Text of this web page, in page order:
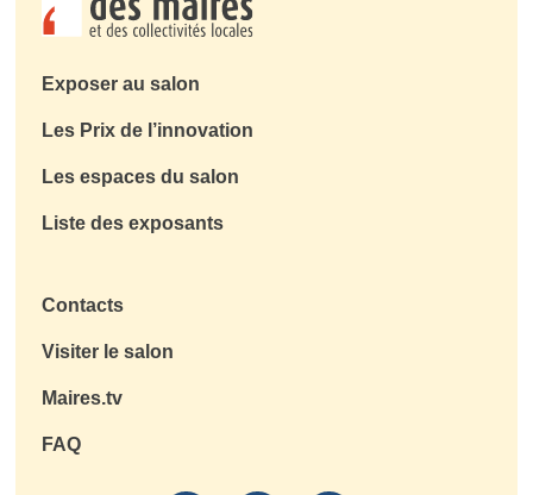
Exposer au salon
Les Prix de l’innovation
Les espaces du salon
Liste des exposants
Contacts
Visiter le salon
Maires.tv
FAQ